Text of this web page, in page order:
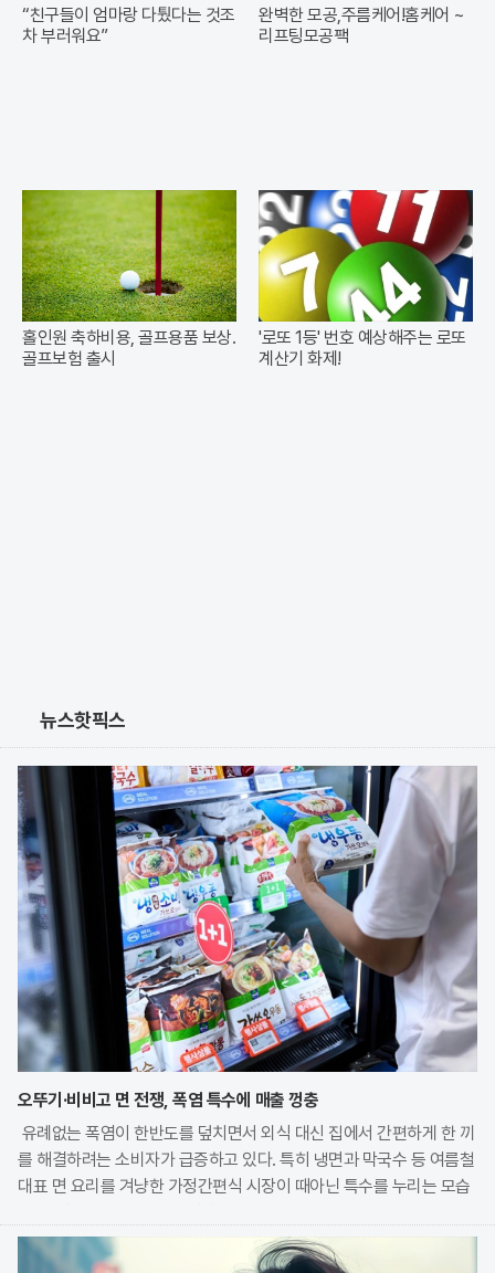
“친구들이 엄마랑 다퉜다는 것조
차 부러워요”
완벽한 모공,주름케어!홈케어 ~
리프팅모공팩
홀인원 축하비용, 골프용품 보상.
골프보험 출시
'로또 1등' 번호 예상해주는 로또
계산기 화제!
뉴스핫픽스
오뚜기·비비고 면 전쟁, 폭염 특수에 매출 껑충
유례없는 폭염이 한반도를 덮치면서 외식 대신 집에서 간편하게 한 끼
를 해결하려는 소비자가 급증하고 있다. 특히 냉면과 막국수 등 여름철
대표 면 요리를 겨냥한 가정간편식 시장이 때아닌 특수를 누리는 모습
앞세워 시장 점유율 확대에 박차를 가하고